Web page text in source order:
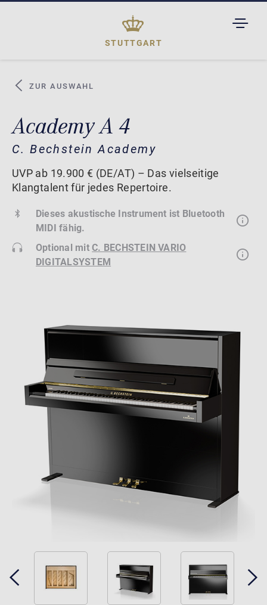
STUTTGART
ZUR AUSWAHL
Academy A 4
C. Bechstein Academy
UVP ab 19.900 € (DE/AT) – Das vielseitige
Klangtalent für jedes Repertoire.
Dieses akustische Instrument ist Bluetooth
MIDI fähig.
Optional mitC. BECHSTEIN VARIO
DIGITALSYSTEM